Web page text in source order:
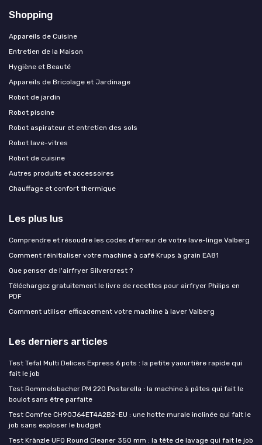
Shopping
Appareils de Cuisine
Entretien de la Maison
Hygiène et Beauté
Appareils de Bricolage et Jardinage
Robot de jardin
Robot piscine
Robot aspirateur et entretien des sols
Robot lave-vitres
Robot de cuisine
Autres produits et accessoires
Chauffage et confort thermique
Les plus lus
Comprendre et résoudre les codes d'erreur de votre lave-linge Valberg
Comment réinitialiser votre machine à café Krups à grain EA81
Que penser de l'airfryer Silvercrest ?
Téléchargez gratuitement le livre de recettes pour airfryer Philips en
PDF
Comment utiliser efficacement votre machine à laver Valberg
Les derniers articles
Test Tefal Multi Delices Express 6 pots : la petite yaourtière rapide qui
fait le job
Test Rommelsbacher PM 220 Pastarella : la machine à pâtes qui fait le
boulot sans être parfaite
Test Comfee CH90J64ET4A2B2-EU : une hotte murale inclinée qui fait le
job sans exploser le budget
Test Kränzle UFO Round Cleaner 350 mm : la tête de lavage qui fait le job